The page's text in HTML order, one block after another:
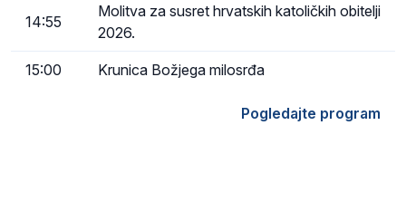
14:55
Molitva za susret hrvatskih katoličkih obitelji
2026.
15:00 Krunica Božjega milosrđa
Pogledajte program